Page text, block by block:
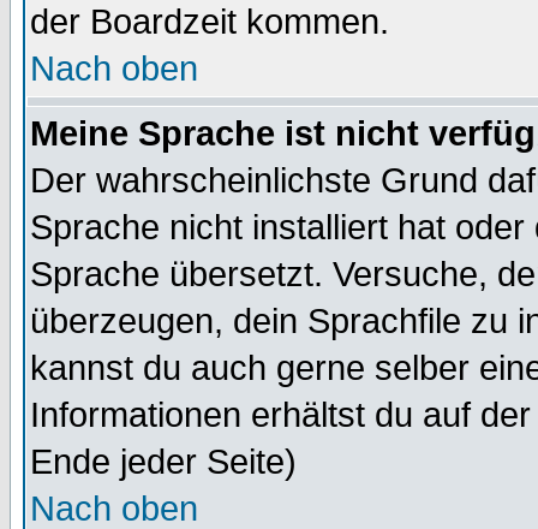
der Boardzeit kommen.
Nach oben
Meine Sprache ist nicht
Der wahrscheinlichste Grund
Sprache nicht installiert hat
Sprache übersetzt. Versuche,
überzeugen, dein Sprachfile zu
kannst du auch gerne selber
Informationen erhältst du auf
Ende jeder Seite)
Nach oben